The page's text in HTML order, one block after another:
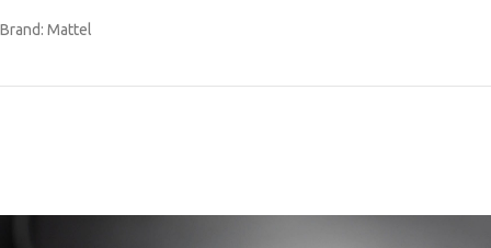
Brand: Mattel